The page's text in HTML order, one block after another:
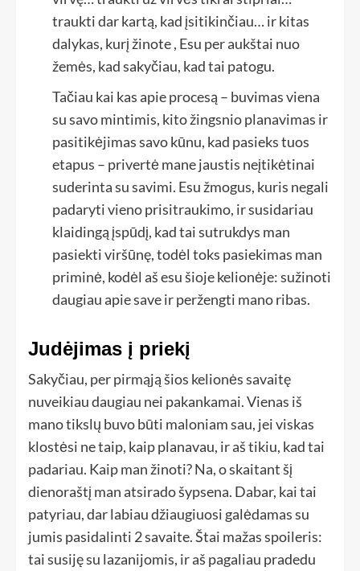
traukti dar kartą, kad įsitikinčiau… ir kitas
dalykas, kurį žinote , Esu per aukštai nuo
žemės, kad sakyčiau, kad tai patogu.
Tačiau kai kas apie procesą – buvimas viena
su savo mintimis, kito žingsnio planavimas ir
pasitikėjimas savo kūnu, kad pasieks tuos
etapus – privertė mane jaustis neįtikėtinai
suderinta su savimi. Esu žmogus, kuris negali
padaryti vieno prisitraukimo, ir susidariau
klaidingą įspūdį, kad tai sutrukdys man
pasiekti viršūnę, todėl toks pasiekimas man
priminė, kodėl aš esu šioje kelionėje: sužinoti
daugiau apie save ir peržengti mano ribas.
Judėjimas į priekį
Sakyčiau, per pirmąją šios kelionės savaitę
nuveikiau daugiau nei pakankamai. Vienas iš
mano tikslų buvo būti maloniam sau, jei viskas
klostėsi ne taip, kaip planavau, ir aš tikiu, kad tai
padariau. Kaip man žinoti? Na, o skaitant šį
dienoraštį man atsirado šypsena. Dabar, kai tai
patyriau, dar labiau džiaugiuosi galėdamas su
jumis pasidalinti 2 savaite. Štai mažas spoileris:
tai susiję su lazanijomis, ir aš pagaliau pradedu